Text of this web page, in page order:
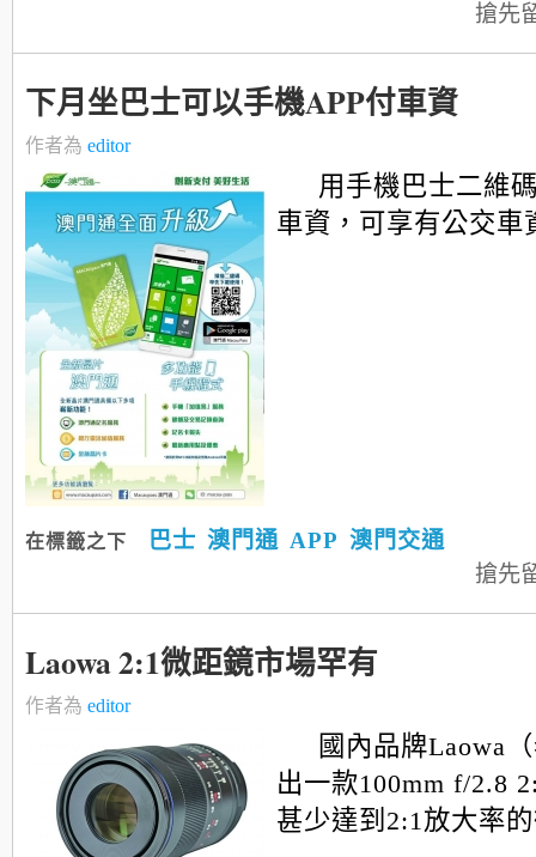
搶先
下月坐巴士可以手機APP付車資
作者為 editor
用手機巴士二維
車資，可享有公交車
在標籤之下 巴士 澳門通 APP 澳門交通
搶先
Laowa 2:1微距鏡市場罕有
作者為 editor
國內品牌Laowa
出一款100mm f/2.8
甚少達到2:1放大率